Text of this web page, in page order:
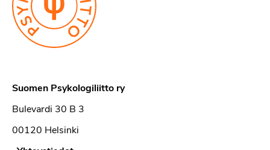
Suomen Psykologiliitto ry
Bulevardi 30 B 3
00120 Helsinki